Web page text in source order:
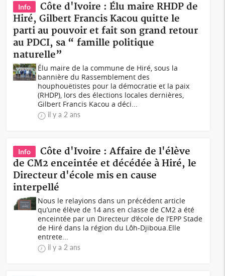
Info
Côte d'Ivoire : Élu maire RHDP de
Hiré, Gilbert Francis Kacou quitte le
parti au pouvoir et fait son grand retour
au PDCI, sa “ famille politique
naturelle”
Élu maire de la commune de Hiré, sous la
bannière du Rassemblement des
houphouëtistes pour la démocratie et la paix
(RHDP), lors des élections locales dernières,
Gilbert Francis Kacou a déci...
il y a 2 ans
Info
Côte d'Ivoire : Affaire de l'élève
de CM2 enceintée et décédée à Hiré, le
Directeur d'école mis en cause
interpellé
Nous le relayions dans un précédent article
qu’une élève de 14 ans en classe de CM2 a été
enceintée par un Directeur d’école de l’EPP Stade
de Hiré dans la région du Lôh-Djiboua.Elle
entrete...
il y a 2 ans